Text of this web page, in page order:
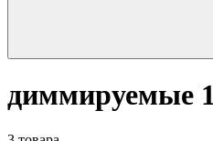
диммируемые